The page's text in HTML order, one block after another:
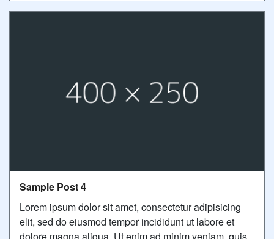
Sample Post 4
Lorem ipsum dolor sit amet, consectetur adipisicing
elit, sed do eiusmod tempor incididunt ut labore et